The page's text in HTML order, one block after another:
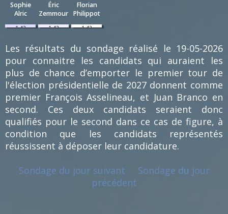
Sophie
Alric
1.43
Éric
Zemmour
1.43
Florian
Philippot
1.43
Les résultats du sondage réalisé le 19-05-2026
pour connaitre les candidats qui auraient les
plus de chance d’emporter le premier tour de
l'élection présidentielle de 2027 donnent comme
premier François Asselineau, et Juan Branco en
second. Ces deux candidats seraient donc
qualifiés pour le second dans ce cas de figure, à
condition que les candidats représentés
réussissent à déposer leur candidature.
Sondage du jour suivant
Sondage du jour
précédent